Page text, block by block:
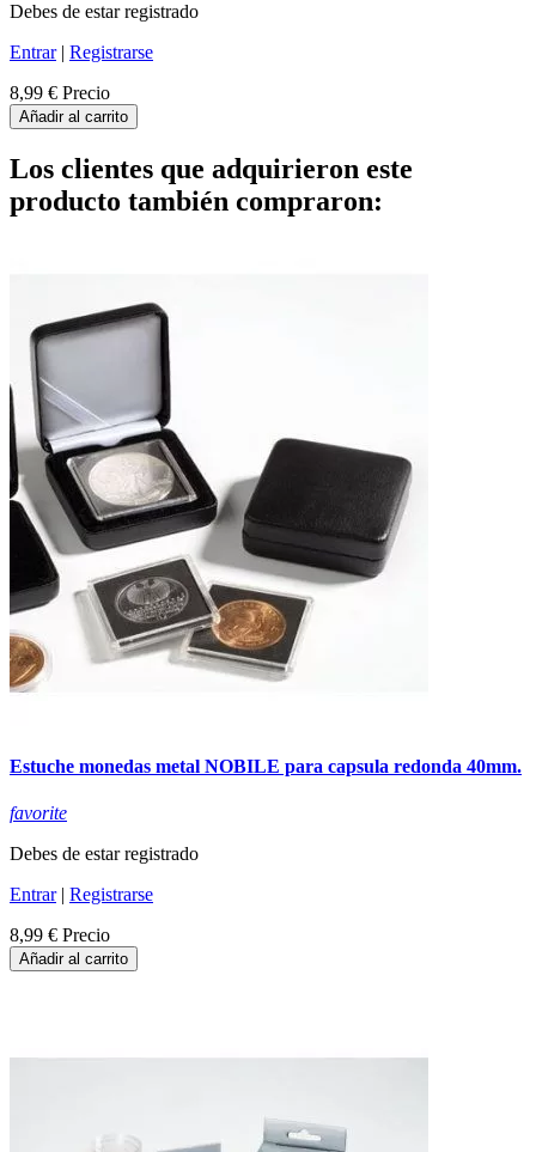
Debes de estar registrado
Entrar| Registrarse
8,99 € Precio
Añadir al carrito
Los clientes que adquirieron este
producto también compraron:
Estuche monedas metal NOBILE para capsula redonda 40mm.
favorite
Debes de estar registrado
Entrar| Registrarse
8,99 € Precio
Añadir al carrito